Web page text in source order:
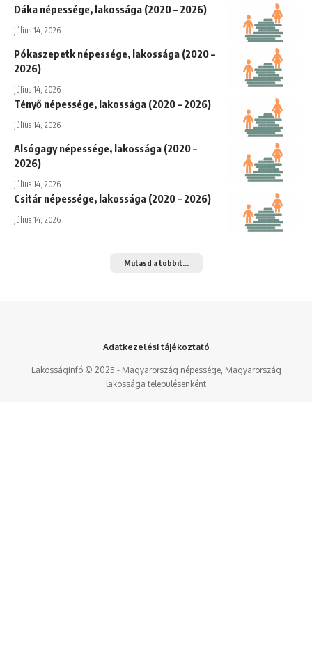
Dáka népessége, lakossága (2020 – 2026)
július 14, 2026
Pókaszepetk népessége, lakossága (2020 –
2026)
július 14, 2026
Tényő népessége, lakossága (2020 – 2026)
július 14, 2026
Alsógagy népessége, lakossága (2020 –
2026)
július 14, 2026
Csitár népessége, lakossága (2020 – 2026)
július 14, 2026
Mutasd a többit...
Lakosságinfó © 2025 - Magyarország népessége, Magyarország
lakossága településenként
Adatkezelési tájékoztató